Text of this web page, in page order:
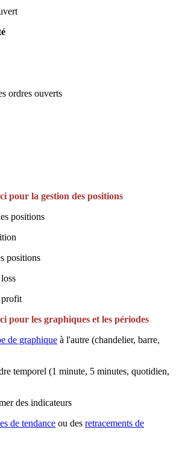
ordres ouverts
pour la gestion des positions
positions
positions
profit
pour les graphiques et les périodes
de graphique à l'autre (chandelier, barre,
temporel (1 minute, 5 minutes, quotidien,
des indicateurs
de tendance ou des retracements de